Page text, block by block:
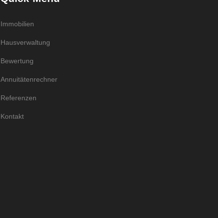
Immobilien
Hausverwaltung
Bewertung
Annuitätenrechner
Referenzen
Kontakt